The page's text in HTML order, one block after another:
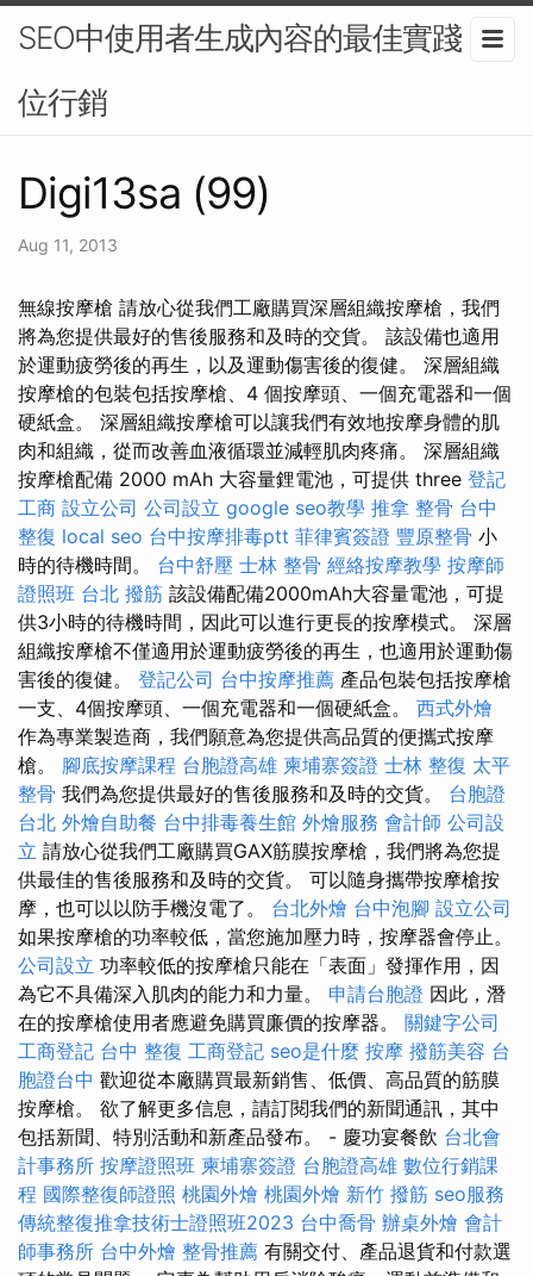
SEO中使用者生成內容的最佳實踐 -數
位行銷
Digi13sa (99)
Aug 11, 2013
無線按摩槍 請放心從我們工廠購買深層組織按摩槍，我們
將為您提供最好的售後服務和及時的交貨。 該設備也適用
於運動疲勞後的再生，以及運動傷害後的復健。 深層組織
按摩槍的包裝包括按摩槍、4 個按摩頭、一個充電器和一個
硬紙盒。 深層組織按摩槍可以讓我們有效地按摩身體的肌
肉和組織，從而改善血液循環並減輕肌肉疼痛。 深層組織
按摩槍配備 2000 mAh 大容量鋰電池，可提供 three 登記
工商 設立公司 公司設立 google seo教學 推拿 整骨 台中
整復 local seo 台中按摩排毒ptt 菲律賓簽證 豐原整骨 小
時的待機時間。 台中舒壓 士林 整骨 經絡按摩教學 按摩師
證照班 台北 撥筋 該設備配備2000mAh大容量電池，可提
供3小時的待機時間，因此可以進行更長的按摩模式。 深層
組織按摩槍不僅適用於運動疲勞後的再生，也適用於運動傷
害後的復健。 登記公司 台中按摩推薦 產品包裝​​包括按摩槍
一支、4個按摩頭、一個充電器和一個硬紙盒。 西式外燴
作為專業製造商，我們願意為您提供高品質的便攜式按摩
槍。 腳底按摩課程 台胞證高雄 柬埔寨簽證 士林 整復 太平
整骨 我們為您提供最好的售後服務和及時的交貨。 台胞證
台北 外燴自助餐 台中排毒養生館 外燴服務 會計師 公司設
立 請放心從我們工廠購買GAX筋膜按摩槍，我們將為您提
供最佳的售後服務和及時的交貨。 可以隨身攜帶按摩槍按
摩，也可以以防手機沒電了。 台北外燴 台中泡腳 設立公司
如果按摩槍的功率較低，當您施加壓力時，按摩器會停止。
公司設立 功率較低的按摩槍只能在「表面」發揮作用，因
為它不具備深入肌肉的能力和力量。 申請台胞證 因此，潛
在的按摩槍使用者應避免購買廉價的按摩器。 關鍵字公司
工商登記 台中 整復 工商登記 seo是什麼 按摩 撥筋美容 台
胞證台中 歡迎從本廠購買最新銷售、低價、高品質的筋膜
按摩槍。 欲了解更多信息，請訂閱我們的新聞通訊，其中
包括新聞、特別活動和新產品發布。 - 慶功宴餐飲 台北會
計事務所 按摩證照班 柬埔寨簽證 台胞證高雄 數位行銷課
程 國際整復師證照 桃園外燴 桃園外燴 新竹 撥筋 seo服務
傳統整復推拿技術士證照班2023 台中喬骨 辦桌外燴 會計
師事務所 台中外燴 整骨推薦 有關交付、產品退貨和付款選